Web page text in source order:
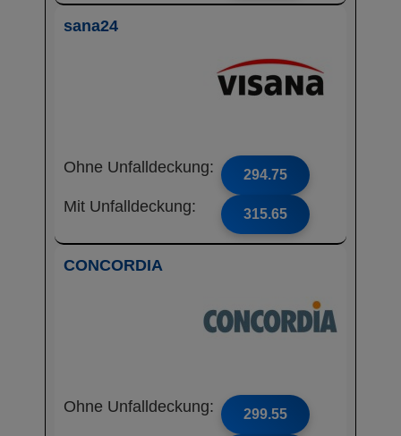
sana24
Ohne Unfalldeckung: 294.75
Mit Unfalldeckung: 315.65
CONCORDIA
Ohne Unfalldeckung: 299.55